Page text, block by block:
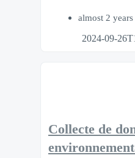
almost 2 years
2024-09-
Collecte de